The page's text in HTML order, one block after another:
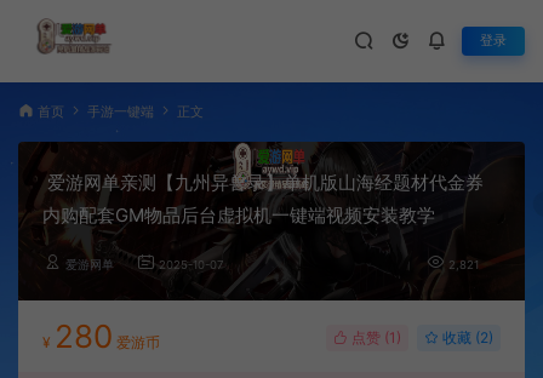
登录
首页 手游一键端 正文
爱游网单亲测【九州异兽录】单机版山海经题材代金券
内购配套GM物品后台虚拟机一键端视频安装教学
爱游网单 2025-10-07 2,821
¥ 280 爱游币 点赞 (1 ) 收藏 (2)